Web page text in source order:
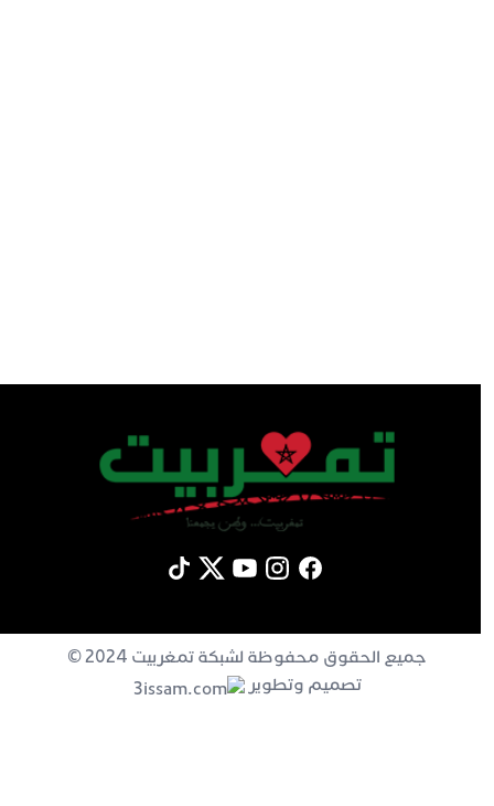
جميع الحقوق محفوظة لشبكة تمغربيت 2024 ©
تصميم وتطوير